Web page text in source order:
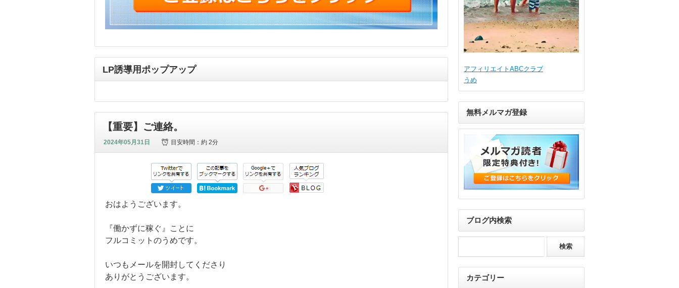
LP誘導用ポップアップ
【重要】ご連絡。
2024年05月31日 目安時間：約 2分
おはようございます。
『働かずに稼ぐ』ことに
フルコミットのうめです。
いつもメールを開封してくださり
ありがとうございます。
アフィリエイトABCクラブ
うめ
無料メルマガ登録
ブログ内検索
カテゴリー